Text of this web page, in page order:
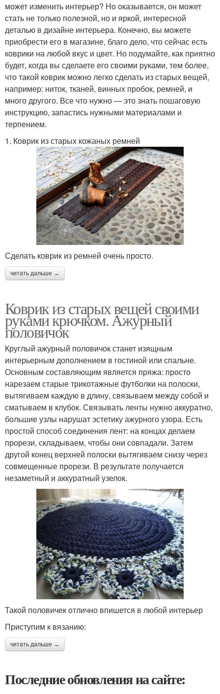
может изменить интерьер? Но оказывается, он может
стать не только полезной, но и яркой, интересной
деталью в дизайне интерьера. Конечно, вы можете
приобрести его в магазине, благо дело, что сейчас есть
коврики на любой вкус и цвет. Но подумайте, как приятно
будет, когда вы сделаете его своими руками, тем более,
что такой коврик можно легко сделать из старых вещей,
например: ниток, тканей, винных пробок, ремней, и
много другого. Все что нужно — это знать пошаговую
инструкцию, запастись нужными материалами и
терпением.
1. Коврик из старых кожаных ремней
Сделать коврик из ремней очень просто.
читать дальше →
Коврик из старых вещей своими
руками крючком. Ажурный
половичок
Круглый ажурный половичок станет изящным
интерьерным дополнением в гостиной или спальне.
Основным составляющим является пряжа: просто
нарезаем старые трикотажные футболки на полоски,
вытягиваем каждую в длину, связываем между собой и
сматываем в клубок. Связывать ленты нужно аккуратно,
большие узлы нарушат эстетику ажурного узора. Есть
простой способ соединения лент: на концах делаем
прорези, складываем, чтобы они совпадали. Затем
другой конец верхней полоски вытягиваем снизу через
совмещенные прорези. В результате получается
незаметный и аккуратный узелок.
Такой половичек отлично впишется в любой интерьер
Приступим к вязанию:
читать дальше →
Последние обновления на сайте: